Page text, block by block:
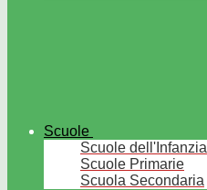
Scuole
Scuole dell'Infanzia
Scuole Primarie
Scuola Secondaria